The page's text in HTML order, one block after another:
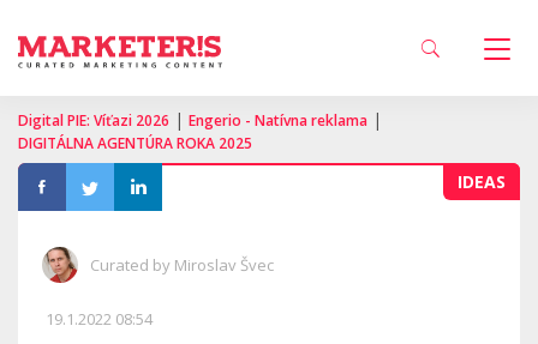
Digital PIE: Víťazi 2026 | Engerio - Natívna reklama |
DIGITÁLNA AGENTÚRA ROKA 2025
IDEAS
Curated by Miroslav Švec
19.1.2022 08:54